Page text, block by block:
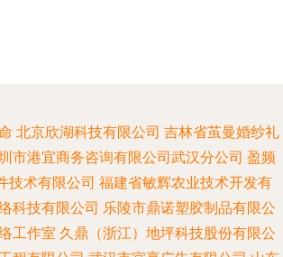
北京欣湖科技有限公司 吉林省茧曼婚纱礼
市港宜商务咨询有限公司武汉分公司 盈频
技术有限公司 福建省敏辉农业技术开发有
科技有限公司 乐陵市鼎诺塑胶制品有限公
工作室 久鼎（浙江）地坪科技股份有限公